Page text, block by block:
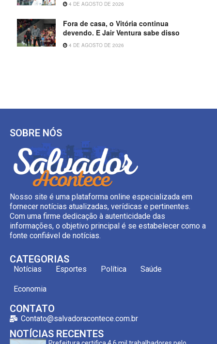
4 DE AGOSTO DE 2026
Fora de casa, o Vitória continua
devendo. E Jair Ventura sabe disso
4 DE AGOSTO DE 2026
SOBRE NÓS
Nosso site é uma plataforma online especializada em
fornecer notícias atualizadas, verídicas e pertinentes.
Com uma firme dedicação à autenticidade das
informações, o objetivo principal é se estabelecer como a
fonte confiável de notícias.
CATEGORIAS
Notícias Esportes Política Saúde
Economia
CONTATO
Contato@salvadoracontece.com.br
NOTÍCIAS RECENTES